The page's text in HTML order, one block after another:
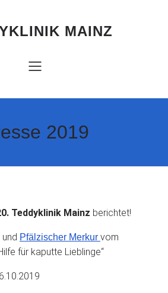
MAINZ
2019
Teddyklinik Mainz berichtet!
und Pfälzischer Merkur vom
für kaputte Lieblinge“